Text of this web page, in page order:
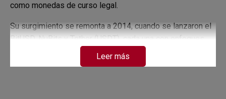
como monedas de curso legal.
Su surgimiento se remonta a 2014, cuando se lanzaron el
BitUSD, NuBits y Tether (USDT), cada una con enfoques
distintos para mantener su valor estable. De estas, el
mecanismo más innovador fue el del USDT, el cual
Leer más